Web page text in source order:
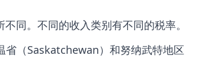
同。不同的收入类别有不同的税率。
省（Saskatchewan）和努纳武特地区